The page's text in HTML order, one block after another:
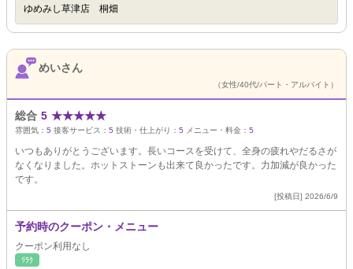
ゆめみし草津店 桐畑
めいさん
（女性/40代/パート・アルバイト）
総合 5 ★★★★★
雰囲気： 5 接客サービス： 5 技術・仕上がり： 5 メニュー・料金： 5
いつもありがとうございます。長いコースを受けて、全身の疲れやだるさが
なくなりました。ホットストーンも出来て良かったです。力加減が良かった
です。
[投稿日] 2026/6/9
予約時のクーポン・メニュー
クーポン利用なし
ﾘﾗｸ